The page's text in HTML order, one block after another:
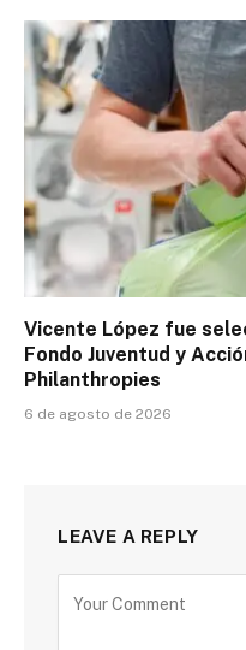
Vicente López fue
Fondo Juventud y
Philanthropies
6 de agosto de 2026
LEAVE A REPLY